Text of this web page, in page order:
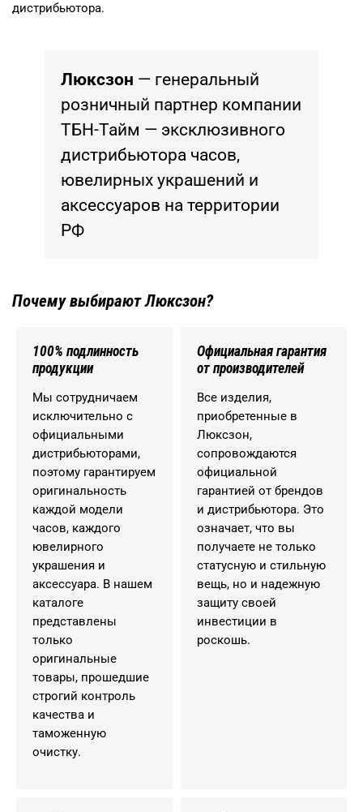
дистрибьютора.
Люксзон — генеральный
розничный партнер компании
ТБН-Тайм — эксклюзивного
дистрибьютора часов,
ювелирных украшений и
аксессуаров на территории
РФ
Почему выбирают Люксзон?
100% подлинность
продукции
Мы сотрудничаем
исключительно с
официальными
дистрибьюторами,
поэтому гарантируем
оригинальность
каждой модели
часов, каждого
ювелирного
украшения и
аксессуара. В нашем
каталоге
представлены
только
оригинальные
товары, прошедшие
строгий контроль
качества и
таможенную
очистку.
Официальная гарантия
от производителей
Все изделия,
приобретенные в
Люксзон,
сопровождаются
официальной
гарантией от брендов
и дистрибьютора. Это
означает, что вы
получаете не только
статусную и стильную
вещь, но и надежную
защиту своей
инвестиции в
роскошь.